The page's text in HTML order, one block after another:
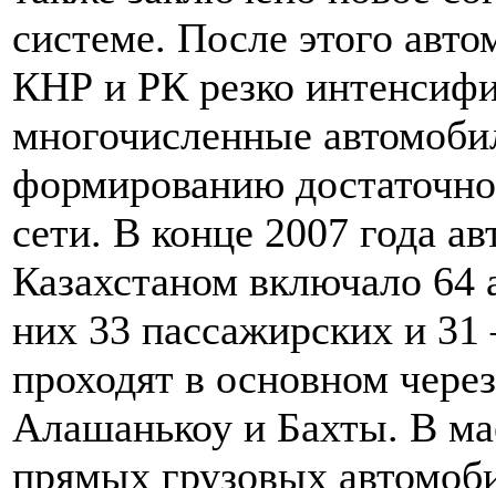
системе. После этого
КНР и РК резко
многочисленные
формированию
сети. В конце 2007 года
Казахстаном включало
них 33 пассажирских и
проходят в основном
Алашанькоу и Бахты. В
прямых грузовых